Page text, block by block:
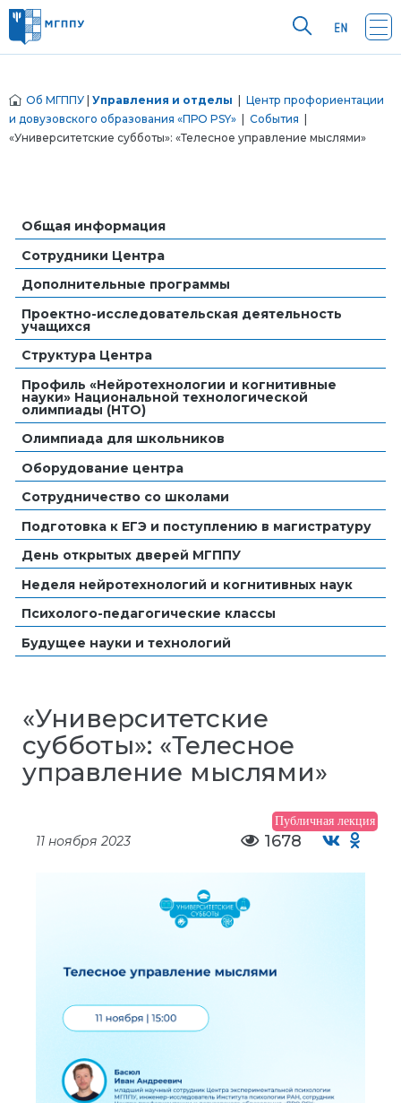
Об МГППУ Управления и отделы
Центр профориентации
и довузовского образования «ПРО PSY»
События
«Университетские субботы»: «Телесное управление мыслями»
Общая информация
Сотрудники Центра
Дополнительные программы
Проектно-исследовательская деятельность
учащихся
Структура Центра
Профиль «Нейротехнологии и когнитивные
науки» Национальной технологической
олимпиады (НТО)
Олимпиада для школьников
Оборудование центра
Сотрудничество со школами
Подготовка к ЕГЭ и поступлению в магистратуру
День открытых дверей МГППУ
Неделя нейротехнологий и когнитивных наук
Психолого-педагогические классы
Будущее науки и технологий
«Университетские
субботы»: «Телесное
управление мыслями»
Публичная лекция
11 ноября 2023 1678